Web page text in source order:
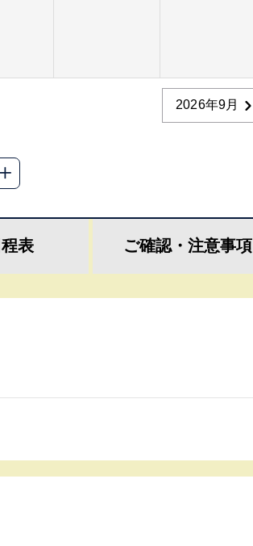
2026年9月
表 ご確認・ 注意事項